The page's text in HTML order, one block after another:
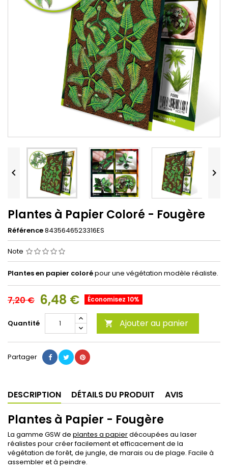
 
Plantes à Papier Coloré - Fougère
Référence8435646523316ES
Note
Plantes en papier colorépour une végétation modèle réaliste.
7,20 € 6,48 € Économisez 10%
Quantité  Ajouter au panier
Partager
DESCRIPTION DÉTAILS DU PRODUIT AVIS
Plantes à Papier - Fougère
La gamme GSW de plantes a papierdécoupées au laser
réalistes pour créer facilement et efficacement de la
végétation de forêt, de jungle, de marais ou de plage. Facile à
assembler et à peindre.